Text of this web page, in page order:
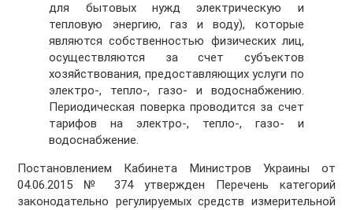
для бытовых нужд электрическую и
тепловую энергию, газ и воду), которые
являются собственностью физических лиц,
осуществляются за счет субъектов
хозяйствования, предоставляющих услуги по
электро-, тепло-, газо- и водоснабжению.
Периодическая поверка проводится за счет
тарифов на электро-, тепло-, газо- и
водоснабжение.
Постановлением Кабинета Министров Украины от
04.06.2015 № 374 утвержден Перечень категорий
законодательно регулируемых средств измерительной